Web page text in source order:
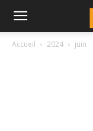
Accueil 2024 juin